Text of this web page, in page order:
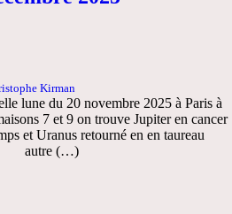
Kirman
lune du 20 novembre 2025 à Paris à
7 et 9 on trouve Jupiter en cancer
et Uranus retourné en en taureau
autre (…)